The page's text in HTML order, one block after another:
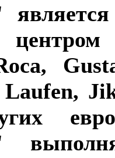
Laufen,